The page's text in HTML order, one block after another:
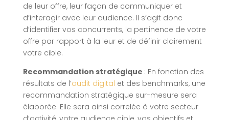
de leur offre, leur façon de communiquer et
d’interagir avec leur audience. Il s’agit donc
d’identifier vos concurrents, la pertinence de votre
offre par rapport à la leur et de définir clairement
votre cible.
Recommandation stratégique : En fonction des
résultats de l’audit digital et des benchmarks, une
recommandation stratégique sur-mesure sera
élaborée. Elle sera ainsi correlée à votre secteur